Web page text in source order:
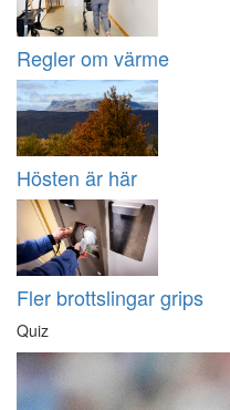
Regler om värme
Hösten är här
Fler brottslingar grips
Quiz